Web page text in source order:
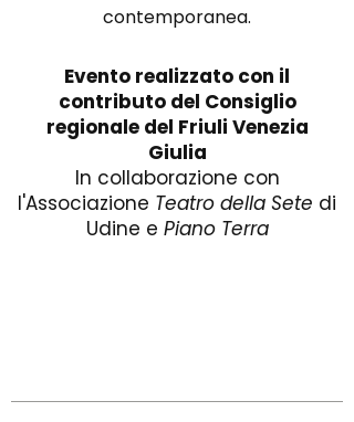
contemporanea.
Evento realizzato con il
contributo del Consiglio
regionale del Friuli Venezia
Giulia
In collaborazione con
l'Associazione Teatro della Sete di
Udine e Piano Terra